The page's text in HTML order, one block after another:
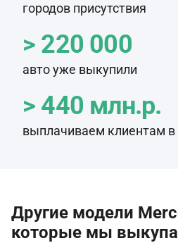
городов присутствия
> 220 000
авто уже выкупили
> 440 млн.р.
выплачиваем клиентам
Другие модели
которые мы